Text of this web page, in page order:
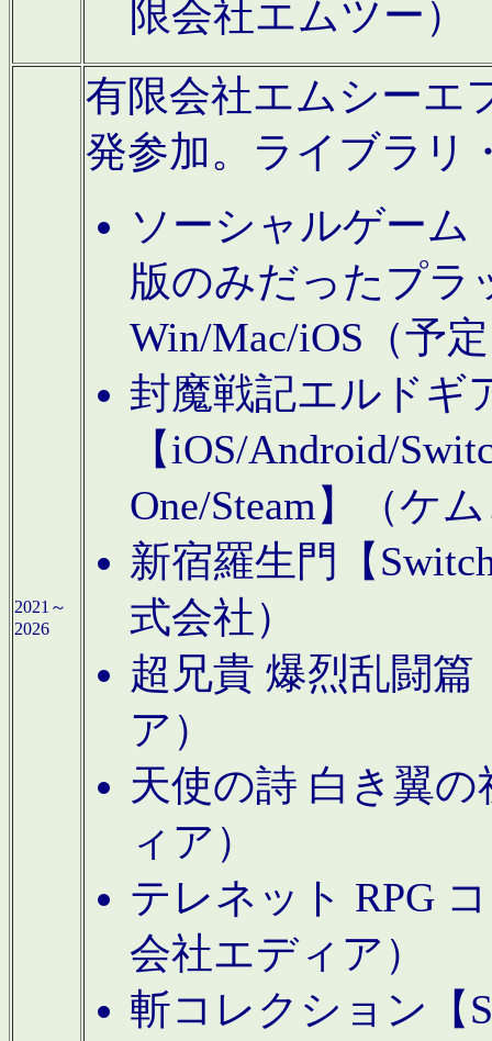
限会社エムツー）
2021～
2026
有限会社エムシーエ
発参加。ライブラリ
ソーシャルゲーム
版のみだったプラ
Win/Mac/iOS（予
封魔戦記エルドギ
【iOS/Android/
One/Steam】（ケ
新宿羅生門【
式会社）
超兄貴 爆烈乱闘篇
ア）
天使の詩 白き翼
ィア）
テレネット RPG
会社エディア）
斬コレクション【